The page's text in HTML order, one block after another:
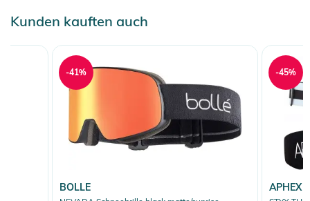
Kunden kauften auch
BOLLE
-41%
APHEX
-45%